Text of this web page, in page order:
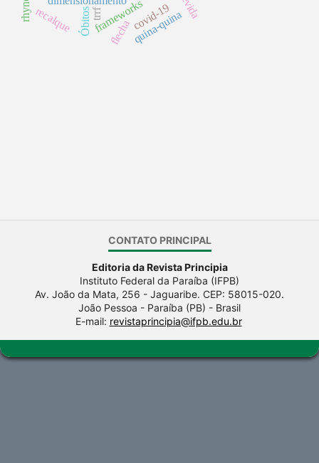
frameworks
trrf
Óbitos covid-19
flechaquina-quina
recalque
CONTATO PRINCIPAL
Editoria da Revista Principia
Instituto Federal da Paraíba (IFPB)
Av. João da Mata, 256 - Jaguaribe. CEP: 58015-020.
João Pessoa - Paraíba (PB) - Brasil
E-mail: revistaprincipia@ifpb.edu.br